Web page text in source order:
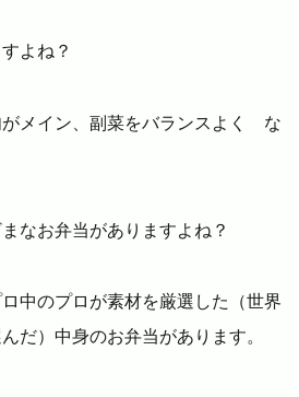
よね？
メイン、副菜をバランスよく な
なお弁当がありますよね？
中のプロが素材を厳選した（世界
だ）中身のお弁当があります。